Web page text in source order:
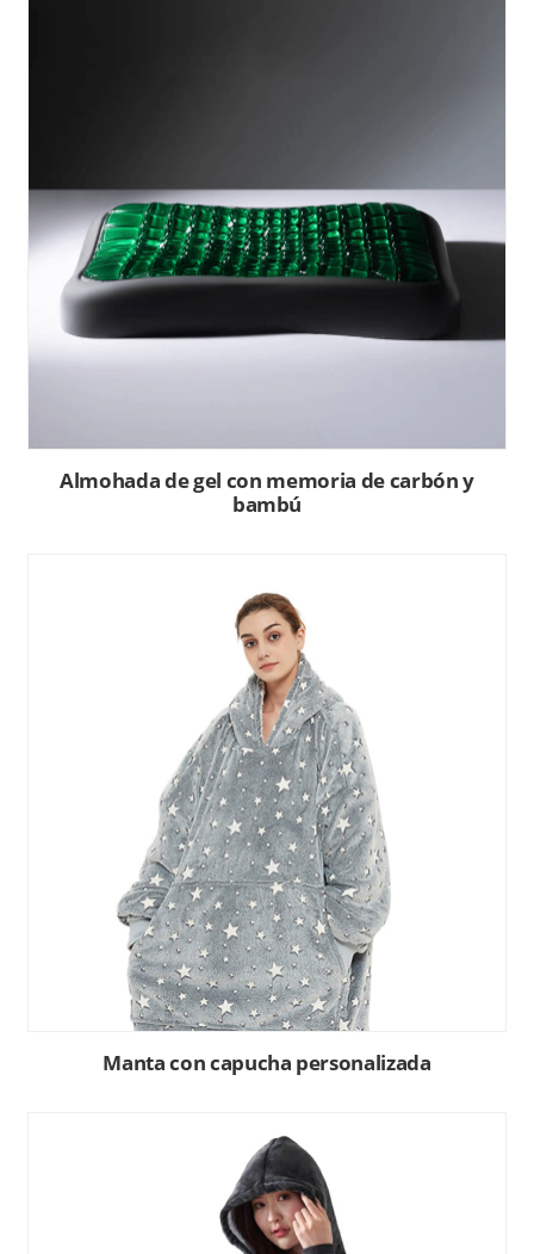
Almohada de gel con memoria de carbón y
bambú
Manta con capucha personalizada